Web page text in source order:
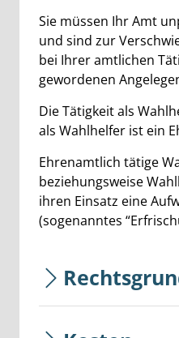
Sie müssen Ihr Amt
und sind zur
bei Ihrer amtlichen
gewordenen
Die Tätigkeit als
als Wahlhelfer ist ein
Ehrenamtlich tätige
beziehungsweise
ihren Einsatz eine
(sogenanntes